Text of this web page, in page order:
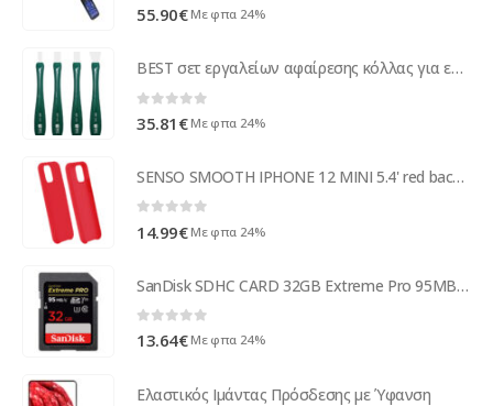
0 out of 5
55.90€ Με φπα 24%
BEST σετ εργαλείων αφαίρεσης κόλλας για επισκευές κινητών BST-141-144, 4τμχ
35.81 € Με φπα 24%
SENSO SMOOTH IPHONE 12 MINI 5.4' red backcover
14.99€ Με φπα 24%
SanDisk SDHC CARD 32GB Extreme Pro 95MB/s V30 UHS-I U3 SDSDXXG-032G-GN4IN
0 out of 5
13.64€ Με φπα 24%
Ελαστικός Ιμάντας Πρόσδεσης με Ύφανση